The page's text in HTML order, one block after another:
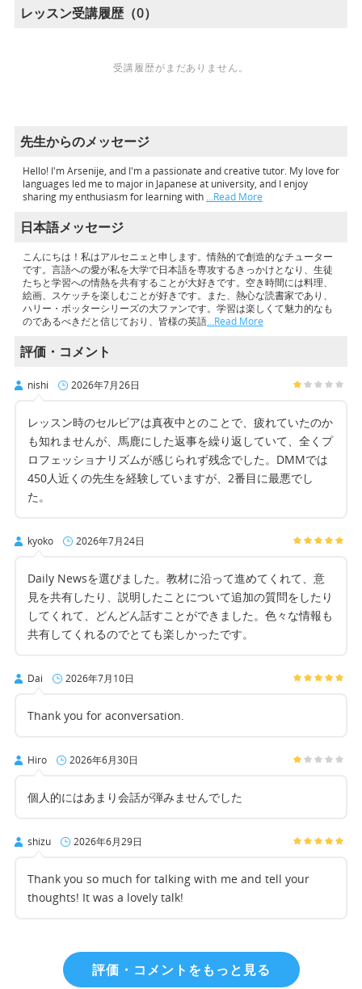
レッスン受講履歴（0）
受講履歴がまだありません。
先生からのメッセージ
Hello! I'm Arsenije, and I'm a passionate and creative tutor. My love for
languages led me to major in Japanese at university, and I enjoy
sharing my enthusiasm for learning with …Read More
日本語メッセージ
こんにちは！私はアルセニェと申します。情熱的で創造的なチューター
です。言語への愛が私を大学で日本語を専攻するきっかけとなり、生徒
たちと学習への情熱を共有することが大好きです。空き時間には料理、
絵画、スケッチを楽しむことが好きです。また、熱心な読書家であり、
ハリー・ポッターシリーズの大ファンです。学習は楽しくて魅力的なも
のであるべきだと信じており、皆様の英語…Read More
評価・コメント
nishi 2026年7月26日
レッスン時のセルビアは真夜中とのことで、疲れていたのか
も知れませんが、馬鹿にした返事を繰り返していて、全くプ
ロフェッショナリズムが感じられず残念でした。DMMでは
450人近くの先生を経験していますが、2番目に最悪でし
た。
kyoko 2026年7月24日
Daily Newsを選びました。教材に沿って進めてくれて、意
見を共有したり、説明したことについて追加の質問をしたり
してくれて、どんどん話すことができました。色々な情報も
共有してくれるのでとても楽しかったです。
Dai 2026年7月10日
Thank you for aconversation.
Hiro 2026年6月30日
個人的にはあまり会話が弾みませんでした
shizu 2026年6月29日
Thank you so much for talking with me and tell your
thoughts! It was a lovely talk!
評価・コメントをもっと見る